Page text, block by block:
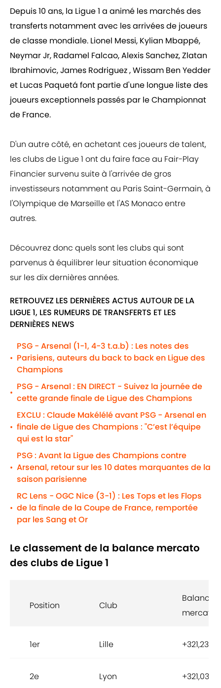
Depuis 10 ans, la Ligue 1 a animé les marchés des
transferts notamment avec les arrivées de joueurs
de classe mondiale. Lionel Messi, Kylian Mbappé,
Neymar Jr, Radamel Falcao, Alexis Sanchez, Zlatan
Ibrahimovic, James Rodriguez , Wissam Ben Yedder
et Lucas Paquetá font partie d'une longue liste des
joueurs exceptionnels passés par le Championnat
de France.
D'un autre côté, en achetant ces joueurs de talent,
les clubs de Ligue 1 ont du faire face au Fair-Play
Financier survenu suite à l'arrivée de gros
investisseurs notamment au Paris Saint-Germain, à
l'Olympique de Marseille et l'AS Monaco entre
autres.
Découvrez donc quels sont les clubs qui sont
parvenus à équilibrer leur situation économique
sur les dix dernières années.
RETROUVEZ LES DERNIÈRES ACTUS AUTOUR DE LA
LIGUE 1, LES RUMEURS DE TRANSFERTS ET LES
DERNIÈRES NEWS
•
PSG - Arsenal (1-1, 4-3 t.a.b) : Les notes des
Parisiens, auteurs du back to back en Ligue des
Champions
•
PSG - Arsenal : EN DIRECT - Suivez la journée de
cette grande finale de Ligue des Champions
•
EXCLU : Claude Makélélé avant PSG - Arsenal en
finale de Ligue des Champions : "C’est l’équipe
qui est la star"
•
PSG : Avant la Ligue des Champions contre
Arsenal, retour sur les 10 dates marquantes de la
saison parisienne
•
RC Lens - OGC Nice (3-1) : Les Tops et les Flops
de la finale de la Coupe de France, remportée
par les Sang et Or
Le classement de la balance mercato
des clubs de Ligue 1
Position Club
Balance
mercato
1er Lille +321,23M€
2e Lyon